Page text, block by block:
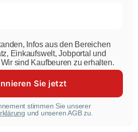
Infos aus den Bereichen
Einkaufswelt, Jobportal und
sind Kaufbeuren zu erhalten.
stimmen Sie unserer
und unseren AGB zu.